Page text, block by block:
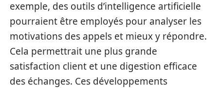
exemple, des outils d’intelligence artificielle
pourraient être employés pour analyser les
motivations des appels et mieux y répondre.
Cela permettrait une plus grande
satisfaction client et une digestion efficace
des échanges. Ces développements